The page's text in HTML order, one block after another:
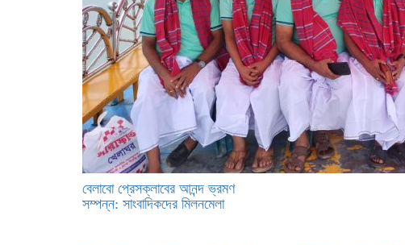
বেলাবো প্রেসক্লাবের আনন্দ ভ্রমণ
সম্পন্ন: সাংবাদিকদের মিলনমেলা